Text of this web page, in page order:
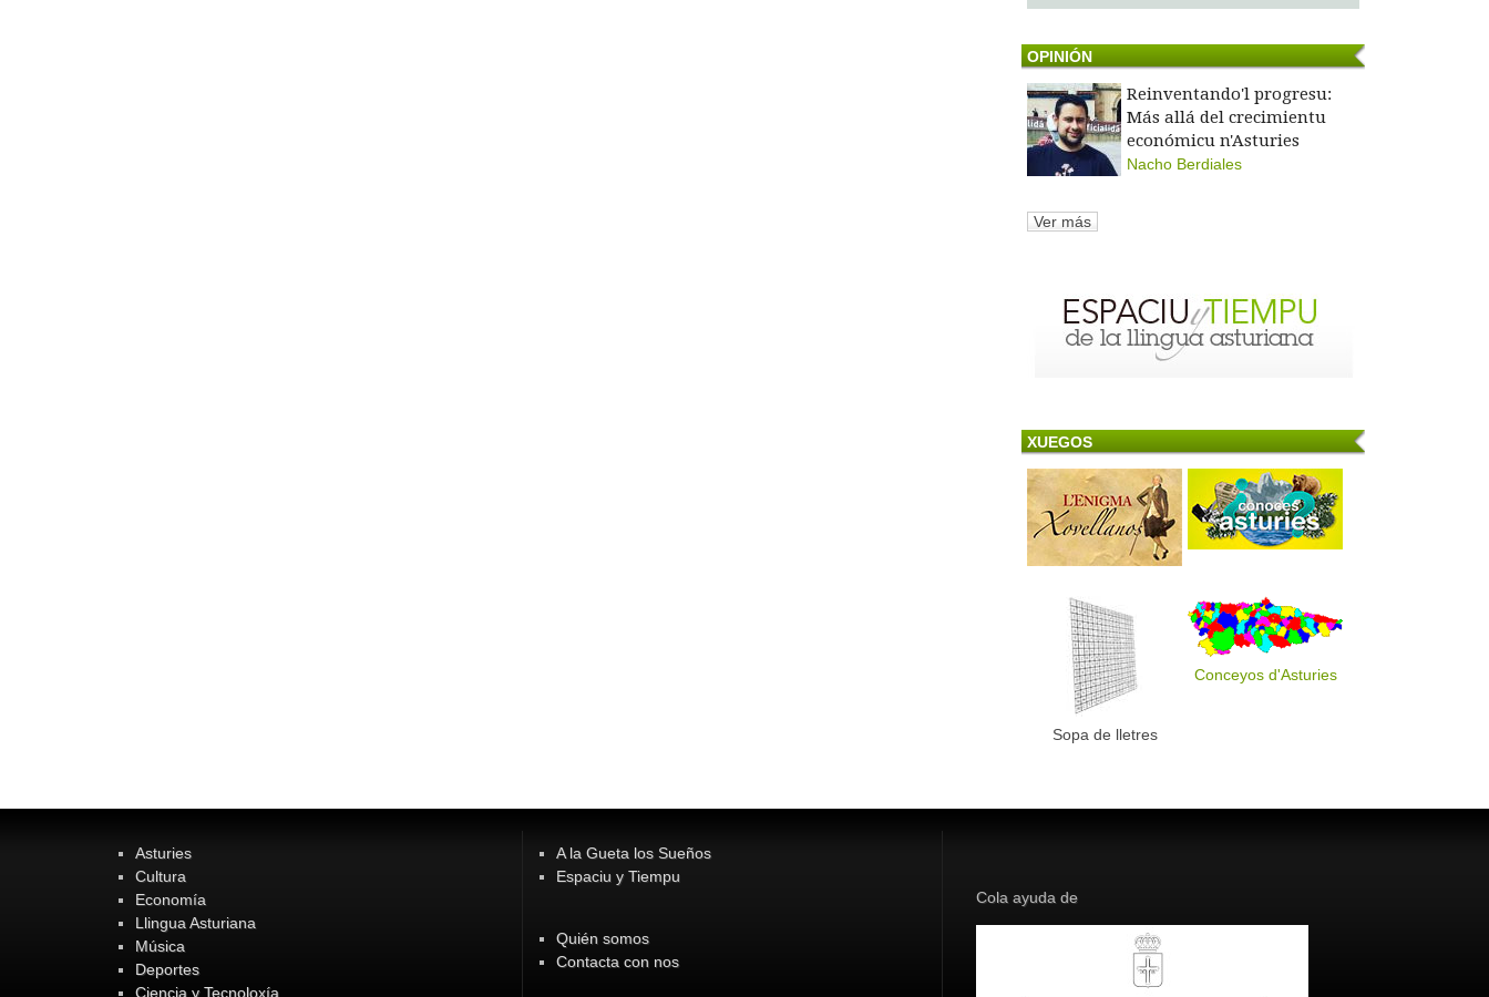
OPINIÓN
Reinventando'l progresu:
Más allá del crecimientu
económicu n'Asturies
Nacho Berdiales
Ver más
XUEGOS
Sopa de lletres
Conceyos d'Asturies
Asturies
Cultura
Economía
Llingua Asturiana
Música
Deportes
Ciencia y Tecnoloxía
A la Gueta los Sueños
Espaciu y Tiempu
Quién somos
Contacta con nos
Cola ayuda de